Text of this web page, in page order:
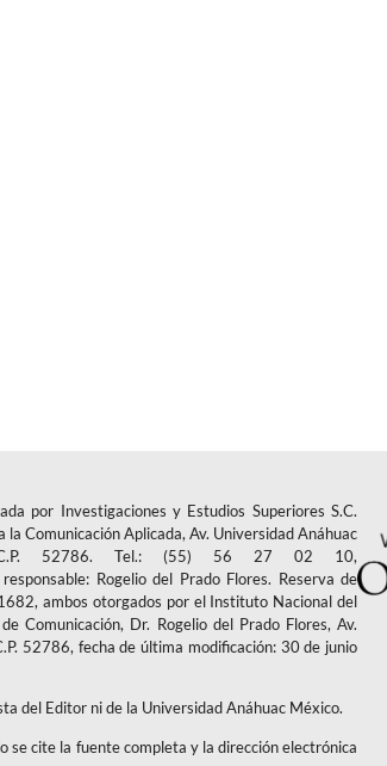
por Investigaciones y Estudios Superiores S.C.
Comunicación Aplicada, Av. Universidad Anáhuac
C.P. 52786. Tel.: (55) 56 27 02 10,
Rogelio del Prado Flores. Reserva de
ambos otorgados por el Instituto Nacional del
Comunicación, Dr. Rogelio del Prado Flores, Av.
52786, fecha de última modificación: 30 de junio
del Editor ni de la Universidad Anáhuac México.
se cite la fuente completa y la dirección electrónica